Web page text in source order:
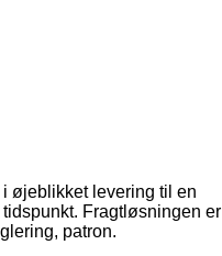
øjeblikket levering til en
Fragtløsningen er
patron.